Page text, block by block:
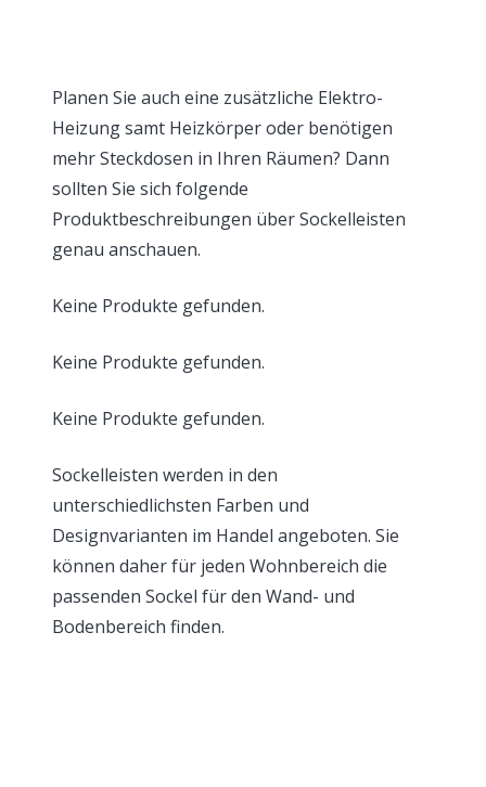
Planen Sie auch eine zusätzliche Elektro-
Heizung samt Heizkörper oder benötigen
mehr Steckdosen in Ihren Räumen? Dann
sollten Sie sich folgende
Produktbeschreibungen über Sockelleisten
genau anschauen.
Keine Produkte gefunden.
Keine Produkte gefunden.
Keine Produkte gefunden.
Sockelleisten werden in den
unterschiedlichsten Farben und
Designvarianten im Handel angeboten. Sie
können daher für jeden Wohnbereich die
passenden Sockel für den Wand- und
Bodenbereich finden.